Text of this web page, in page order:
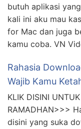
butuh aplikasi
kali ini aku mau
for Mac dan juga
kamu coba. VN
Rahasia
Wajib Kamu
KLIK DISINI
RAMADHAN>>>
disini yang suka